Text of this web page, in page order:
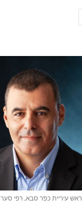
ראש עיריית כפר סבא, רפי סער